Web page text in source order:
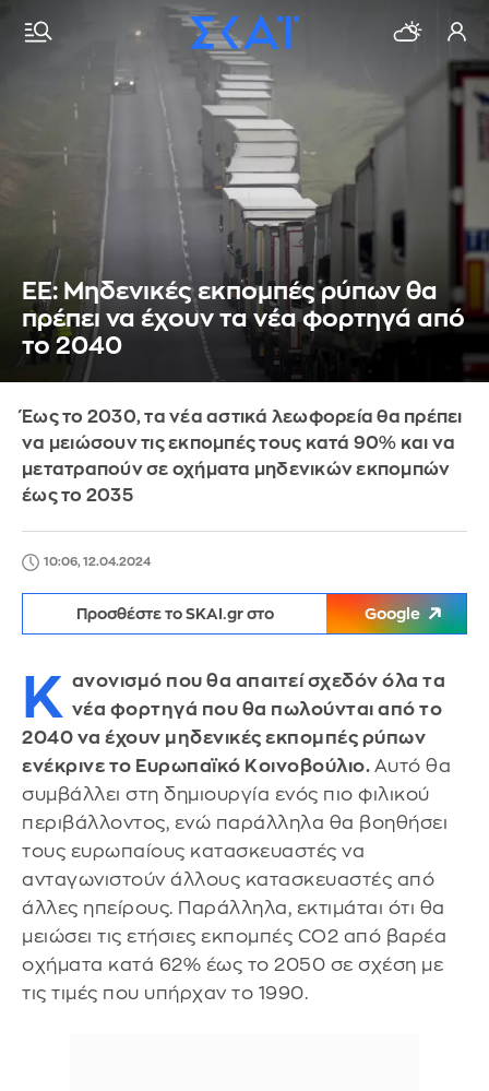
ΕΕ: Μηδενικές εκπομπές ρύπων θα
πρέπει να έχουν τα νέα φορτηγά από
το 2040
Έως το 2030, τα νέα αστικά λεωφορεία θα πρέπει
να μειώσουν τις εκπομπές τους κατά 90% και να
μετατραπούν σε οχήματα μηδενικών εκπομπών
έως το 2035
10:06, 12.04.2024
Προσθέστε το SKAI.gr στο Google
K ανονισμό που θα απαιτεί σχεδόν όλα τα
νέα φορτηγά που θα πωλούνται από το
2040 να έχουν μηδενικές εκπομπές ρύπων
ενέκρινε το Ευρωπαϊκό Κοινοβούλιο. Αυτό θα
συμβάλλει στη δημιουργία ενός πιο φιλικού
περιβάλλοντος, ενώ παράλληλα θα βοηθήσει
τους ευρωπαίους κατασκευαστές να
ανταγωνιστούν άλλους κατασκευαστές από
άλλες ηπείρους. Παράλληλα, εκτιμάται ότι θα
μειώσει τις ετήσιες εκπομπές CO2 από βαρέα
οχήματα κατά 62% έως το 2050 σε σχέση με
τις τιμές που υπήρχαν το 1990.